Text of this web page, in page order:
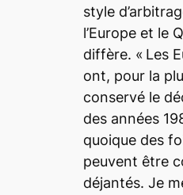
style
l’Europe et le
diffère. « Les
ont, pour la
conservé le
des années
quoique des
peuvent être
déjantés. Je